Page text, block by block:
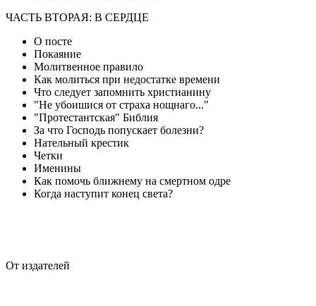
ЧАСТЬ ВТОРАЯ: В СЕРДЦЕ
О посте
Покаяние
Молитвенное правило
Как молиться при недостатке времени
Что следует запомнить христианину
"Не убоишися от страха нощнаго..."
"Протестантская" Библия
За что Господь попускает болезни?
Нательный крестик
Четки
Именины
Как помочь ближнему на смертном одре
Когда наступит конец света?
От издателей